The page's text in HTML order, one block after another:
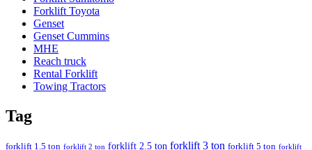
Forklift Toyota
Genset
Genset Cummins
MHE
Reach truck
Rental Forklift
Towing Tractors
Tag
forklift 1.5 ton forklift 2 ton forklift 2.5 ton forklift 3 ton forklift 5 ton forklift